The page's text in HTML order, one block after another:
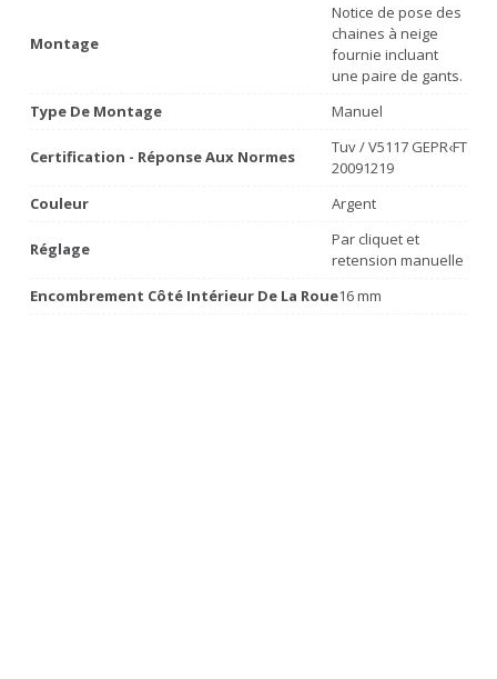
Montage
Notice de pose des
chaines à neige
fournie incluant
une paire de gants.
Type De Montage
Manuel
Certification - Réponse Aux Normes
Tuv / V5117 GEPR‹FT
20091219
Couleur
Argent
Réglage
Par cliquet et
retension manuelle
Encombrement Côté Intérieur De La Roue16 mm